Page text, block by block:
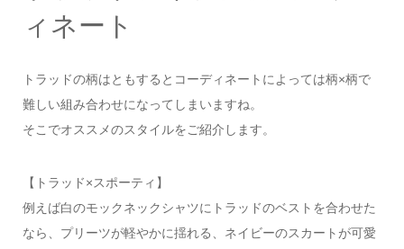
ィネート
トラッドの柄はともするとコーディネートによっては柄×柄で
難しい組み合わせになってしまいますね。
そこでオススメのスタイルをご紹介します。
【トラッド×スポーティ】
例えば白のモックネックシャツにトラッドのベストを合わせた
なら、プリーツが軽やかに揺れる、ネイビーのスカートが可愛